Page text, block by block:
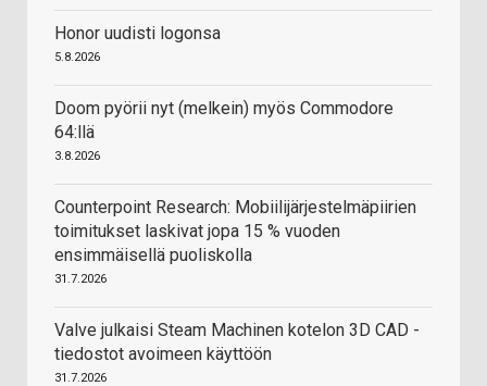
Honor uudisti logonsa
5.8.2026
Doom pyörii nyt (melkein) myös Commodore
64:llä
3.8.2026
Counterpoint Research: Mobiilijärjestelmäpiirien
toimitukset laskivat jopa 15 % vuoden
ensimmäisellä puoliskolla
31.7.2026
Valve julkaisi Steam Machinen kotelon 3D CAD -
tiedostot avoimeen käyttöön
31.7.2026